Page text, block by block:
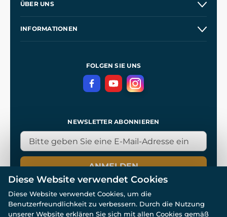
Kontakt
ÜBER UNS
INFORMATIONEN
DatenschutzerklärungFOLGEN SIE UNS
NEWSLETTER ABONNIEREN
ANMELDEN
Diese Website verwendet Cookies
Diese Website verwendet Cookies, um die
Benutzerfreundlichkeit zu verbessern. Durch die Nutzung
unserer Website erklären Sie sich mit allen Cookies gemäß